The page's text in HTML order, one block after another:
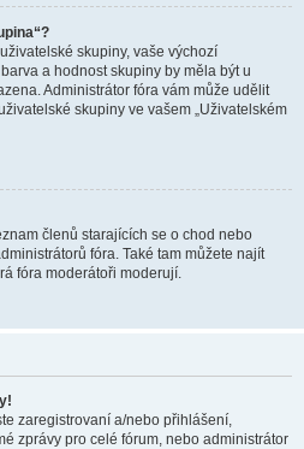
skupiny, vaše výchozí
a hodnost skupiny by měla být u
Administrátor fóra vám může udělit
skupiny ve vašem „Uživatelském
členů starajících se o chod nebo
fóra. Také tam můžete najít
fóra moderátoři moderují.
zaregistrovaní a/nebo přihlášení,
zprávy pro celé fórum, nebo administrátor